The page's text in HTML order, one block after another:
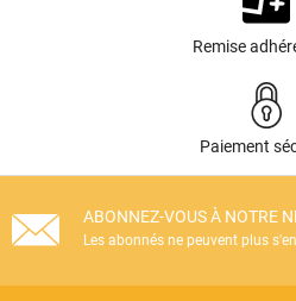
Remise
Paiement
ABONNEZ-VOUS À NOTRE
Les abonnés ne peuvent plus